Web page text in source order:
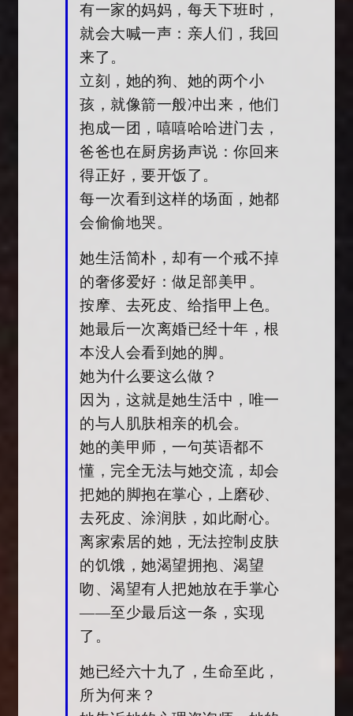
有一家的妈妈，每天下班时，
就会大喊一声：亲人们，我回
来了。
立刻，她的狗、她的两个小
孩，就像箭一般冲出来，他们
抱成一团，嘻嘻哈哈进门去，
爸爸也在厨房扬声说：你回来
得正好，要开饭了。
每一次看到这样的场面，她都
会偷偷地哭。
她生活简朴，却有一个戒不掉
的奢侈爱好：做足部美甲。
按摩、去死皮、给指甲上色。
她最后一次离婚已经十年，根
本没人会看到她的脚。
她为什么要这么做？
因为，这就是她生活中，唯一
的与人肌肤相亲的机会。
她的美甲师，一句英语都不
懂，完全无法与她交流，却会
把她的脚抱在掌心，上磨砂、
去死皮、涂润肤，如此耐心。
离家索居的她，无法控制皮肤
的饥饿，她渴望拥抱、渴望
吻、渴望有人把她放在手掌心
——至少最后这一条，实现
了。
她已经六十九了，生命至此，
所为何来？